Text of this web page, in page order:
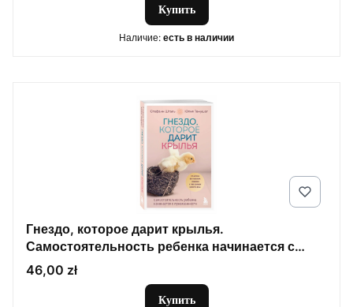
Купить
Наличие: есть в наличии
Гнездо, которое дарит крылья.
Самостоятельность ребенка начинается с
привязанности
Цена
46,00 zł
Купить